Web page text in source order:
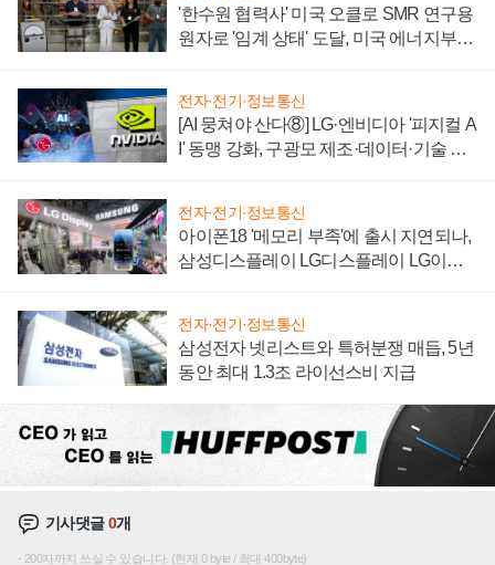
'한수원 협력사' 미국 오클로 SMR 연구용
원자로 '임계 상태' 도달, 미국 에너지부
전자·전기·정보통신
[AI 뭉쳐야 산다⑧] LG·엔비디아 '피지컬 A
I' 동맹 강화, 구광모 제조·데이터·기술 결
전자·전기·정보통신
아이폰18 '메모리 부족'에 출시 지연되나,
삼성디스플레이 LG디스플레이 LG이노
전자·전기·정보통신
삼성전자 넷리스트와 특허분쟁 매듭, 5년
동안 최대 1.3조 라이선스비 지급
기사댓글0개
200자까지 쓰실 수 있습니다. (현재 0 byte / 최대 400byte)